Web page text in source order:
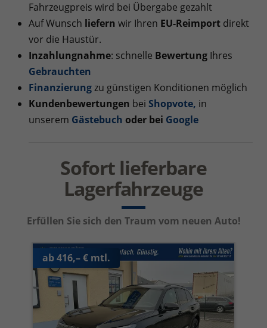
Fahrzeugpreis wird bei Übergabe gezahlt
Auf Wunsch liefern wir Ihren EU-Reimport direkt
vor die Haustür.
Inzahlungnahme: schnelle Bewertung Ihres
Gebrauchten
Finanzierungzu günstigen Konditionen möglich
Kundenbewertungen bei Shopvote, in
unserem Gästebuch oder bei Google
Sofort lieferbare
Lagerfahrzeuge
Erfüllen Sie sich den Traum vom neuen Auto!
ab 416,– € mtl.